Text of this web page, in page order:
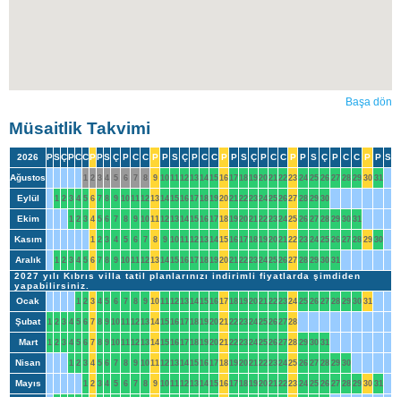
Başa dön
Müsaitlik Takvimi
2026 PSÇPCCPPS Ç P C C P P S Ç P C C P P S Ç P C C P P S Ç P C C P P S
Ağustos 1 2 3 4 5 6 7 8 9 1011 12131415161718192021 2223 24 25 26 27 28 29 30 31
Eylül 1 2 3 4 5 6 7 8 9 1011 12131415161718192021 222324252627 28 29 30
Ekim 1 2 3 4 5 6 7 8 9 1011 12131415161718192021 22232425 26 27 28 29 30 31
Kasım 1 2 3 4 5 6 7 8 9 1011 12131415161718192021 22 23 24 25 26 27 28 29 30
Aralık 1 2 3 4 5 6 7 8 9 1011 12131415161718192021 222324252627 28 29 30 31
2027 yılı Kıbrıs villa tatil planlarınızı indirimli fiyatlarda şimdiden
yapabilirsiniz.
Ocak
1 2 3 4 5 6 7 8 9 1011 12131415161718192021 222324 25 26 27 28 29 30 31
Şubat 1 2 3 4 5 6 7 8 9 1011 12131415161718192021 22232425262728
Mart 1 2 3 4 5 6 7 8 9 1011 12131415161718192021 22232425262728 29 30 31
Nisan 1 2 3 4 5 6 7 8 9 1011 12131415161718192021 22232425 26 27 28 29 30
Mayıs 1 2 3 4 5 6 7 8 9 1011 12131415161718192021 2223 24 25 26 27 28 29 30 31